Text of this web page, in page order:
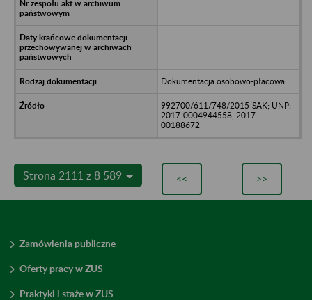
Dokumentacja osobowo-płacowa
992700/611/748/2015-SAK; UNP:
2017-0004944558, 2017-
00188672
Strona 2111 z 8 589 << >>
Zamówienia publiczne
Oferty pracy w ZUS
Praktyki i staże w ZUS